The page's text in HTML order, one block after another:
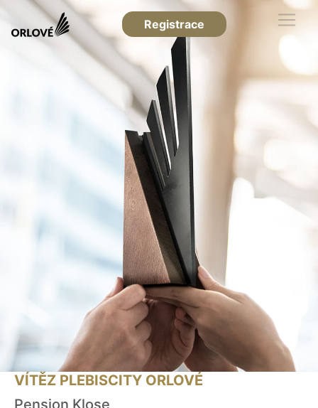
Registrace
VÍTĚZ PLEBISCITY ORLOVÉ
Pension Klose